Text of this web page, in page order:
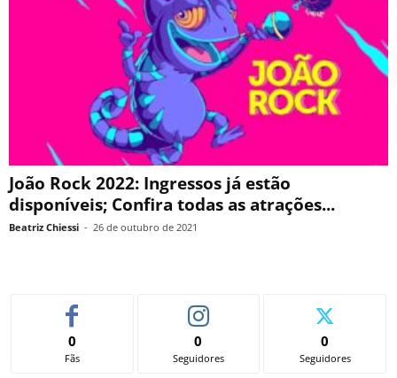
João Rock 2022: Ingressos já estão
disponíveis; Confira todas as atrações...
Beatriz Chiessi - 26 de outubro de 2021
0
Fãs
0
Seguidores
0
Seguidores